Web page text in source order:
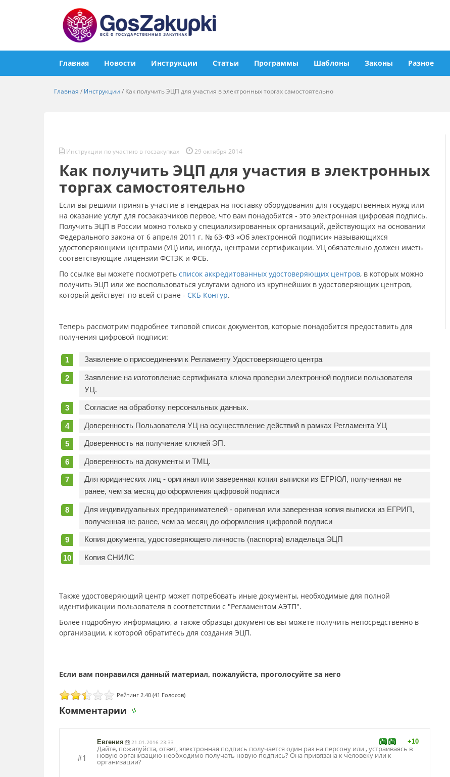
Главная Новости Инструкции Статьи Программы Шаблоны Законы Разное
Главная / Инструкции / Как получить ЭЦП для участия в электронных торгах самостоятельно
Инструкции по участию в госзакупках 29 октября 2014
Как получить ЭЦП для участия в электронных
торгах самостоятельно
Если вы решили принять участие в тендерах на поставку оборудования для государственных нужд или
на оказание услуг для госзаказчиков первое, что вам понадобится - это электронная цифровая подпись.
Получить ЭЦП в России можно только у специализированных организаций, действующих на основании
Федерального закона от 6 апреля 2011 г. № 63-ФЗ «Об электронной подписи» называющихся
удостоверяющими центрами (УЦ) или, иногда, центрами сертификации. УЦ обязательно должен иметь
соответствующие лицензии ФСТЭК и ФСБ.
По ссылке вы можете посмотреть список аккредитованных удостоверяющих центров, в которых можно
получить ЭЦП или же воспользоваться услугами одного из крупнейших в удостоверяющих центров,
который действует по всей стране - СКБ Контур.
Теперь рассмотрим подробнее типовой список документов, которые понадобится предоставить для
получения цифровой подписи:
Заявление о присоединении к Регламенту Удостоверяющего центра
Заявление на изготовление сертификата ключа проверки электронной подписи пользователя
УЦ.
Согласие на обработку персональных данных.
Доверенность Пользователя УЦ на осуществление действий в рамках Регламента УЦ
Доверенность на получение ключей ЭП.
Доверенность на документы и ТМЦ.
Для юридических лиц - оригинал или заверенная копия выписки из ЕГРЮЛ, полученная не
ранее, чем за месяц до оформления цифровой подписи
Для индивидуальных предпринимателей - оригинал или заверенная копия выписки из ЕГРИП,
полученная не ранее, чем за месяц до оформления цифровой подписи
Копия документа, удостоверяющего личность (паспорта) владельца ЭЦП
Копия СНИЛС
Также удостоверяющий центр может потребовать иные документы, необходимые для полной
идентификации пользователя в соответствии с "Регламентом АЭТП".
Более подробную информацию, а также образцы документов вы можете получить непосредственно в
организации, к которой обратитесь для создания ЭЦП.
Рейтинг 2.40 (41 Голосов)
Комментарии
+10
#1
Евгения 21.01.2016 23:33
Дайте, пожалуйста, ответ, электронная подпись получается один раз на персону или , устраиваясь в
новую организацию необходимо получать новую подпись? Она привязана к человеку или к
организации?